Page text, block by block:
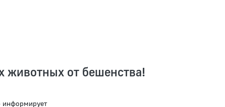
животных от бешенства!
информирует